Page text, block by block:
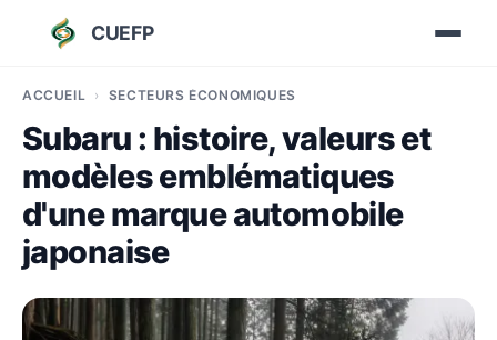
CUEFP
ACCUEIL SECTEURS ÉCONOMIQUES
Subaru : histoire, valeurs et
modèles emblématiques
d'une marque automobile
japonaise